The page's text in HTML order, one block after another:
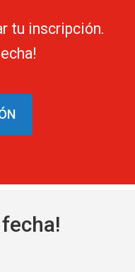
tu inscripción.
fecha!